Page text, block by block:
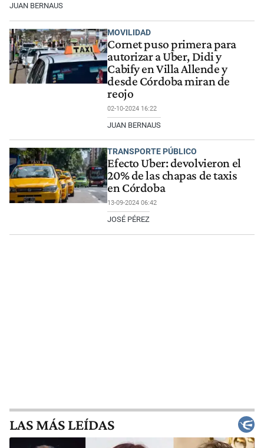
JUAN BERNAUS
MOVILIDAD
Cornet puso primera para
autorizar a Uber, Didi y
Cabify en Villa Allende y
desde Córdoba miran de
reojo
02-10-2024 16:22
JUAN BERNAUS
TRANSPORTE PÚBLICO
Efecto Uber: devolvieron el
20% de las chapas de taxis
en Córdoba
13-09-2024 06:42
JOSÉ PÉREZ
LAS MÁS LEÍDAS